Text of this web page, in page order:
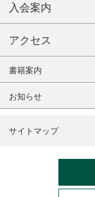
入会案内
アクセス
書籍案内
お知らせ
サイトマップ